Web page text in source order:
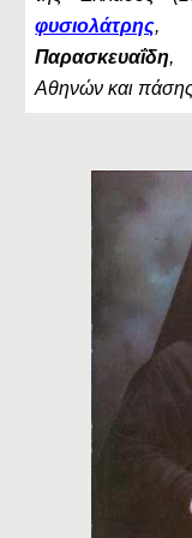
φυσιολάτρης,
Παρασκευαΐδη,
Αθηνών και